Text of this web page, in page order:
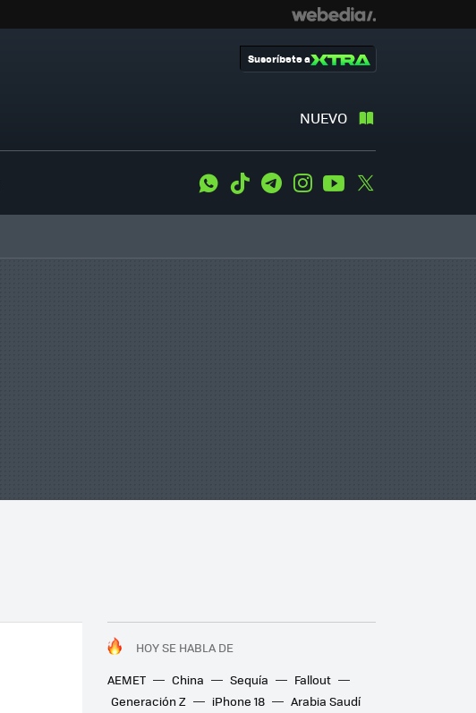
NUEVO
Suscríbete a
WhatsApp
Tiktok TelegramInstagramYoutube
HOY SE HABLA DE
AEMET
China Sequía
Fallout
Generación Z
iPhone 18
Arabia Saudí